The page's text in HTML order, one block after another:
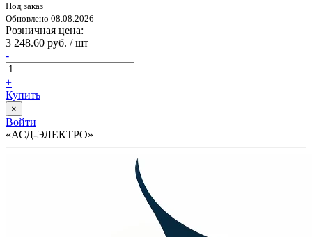
Под заказ
Обновлено 08.08.2026
Розничная цена:
3 248.60 руб. / шт
-
+
Купить
×
Войти
«АСД-ЭЛЕКТРО»